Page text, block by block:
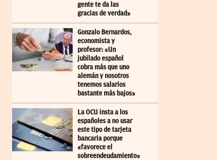
gente te da las
gracias de verdad»
Gonzalo Bernardos,
economista y
profesor: «Un
jubilado español
cobra más que uno
alemán y nosotros
tenemos salarios
bastante más bajos»
La OCU insta a los
españoles a no usar
este tipo de tarjeta
bancaria porque
«favorece el
sobreendeudamiento»